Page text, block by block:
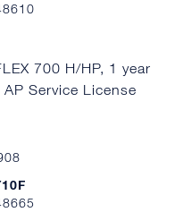
700 H/HP, 1 year
Service License